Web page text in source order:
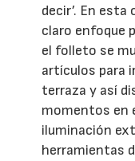
decir’. En
claro enfoque
el folleto se
artículos para
terraza y así
momentos en
iluminación
herramientas